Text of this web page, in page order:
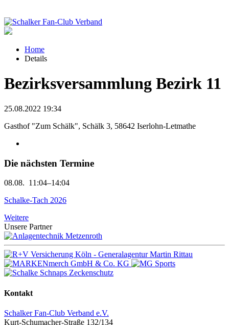
Home
Details
Bezirksversammlung Bezirk 11
25.08.2022 19:34
Gasthof "Zum Schälk", Schälk 3, 58642 Iserlohn-Letmathe
Die nächsten Termine
08.08. 11:04–14:04
Schalke-Tach 2026
Weitere
Unsere Partner
Kontakt
Schalker Fan-Club Verband e.V.
Kurt-Schumacher-Straße 132/134